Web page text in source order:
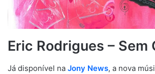
Eric Rodrigues – Sem
Já disponível na Jony News, a nova